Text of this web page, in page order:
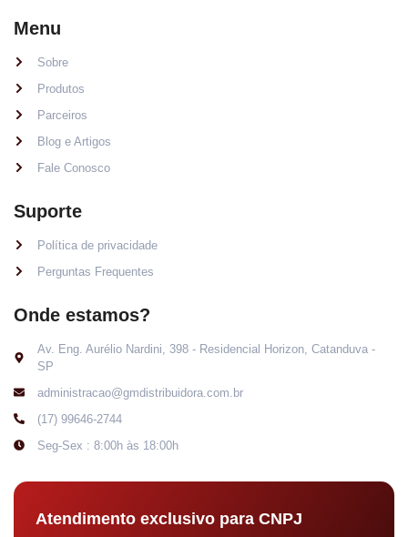
Menu
Sobre
Produtos
Parceiros
Blog e Artigos
Fale Conosco
Suporte
Política de privacidade
Perguntas Frequentes
Onde estamos?
Av. Eng. Aurélio Nardini, 398 - Residencial Horizon, Catanduva -
SP
administracao@gmdistribuidora.com.br
(17) 99646-2744
Seg-Sex : 8:00h às 18:00h
Atendimento exclusivo para CNPJ